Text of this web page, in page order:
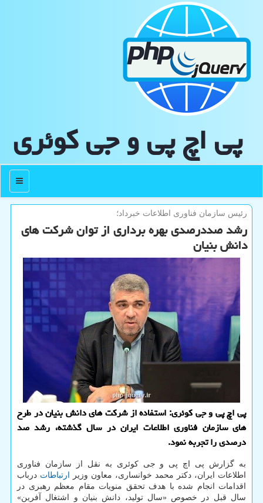
پی اچ پی و جی كوئری
منو
رئیس سازمان فناوری اطلاعات خبرداد؛
رشد صددرصدی بهره برداری از توان شرکت های
دانش بنیان
پی اچ پی و جی کوئری: استفاده از شرکت های دانش بنیان در طرح
های سازمان فناوری اطلاعات ایران در سال گذشته، رشد صد
درصدی را تجربه نمود.
به گزارش پی اچ پی و جی کوئری به نقل از سازمان فناوری
اطلاعات ایران، دکتر محمد خوانساری، معاون وزیر ارتباطات درباب
اقدامات انجام شده با هدف تحقق منویات مقام معظم رهبری در
سال قبل در خصوص «سال تولید، دانش بنیان و اشتغال آفرین»